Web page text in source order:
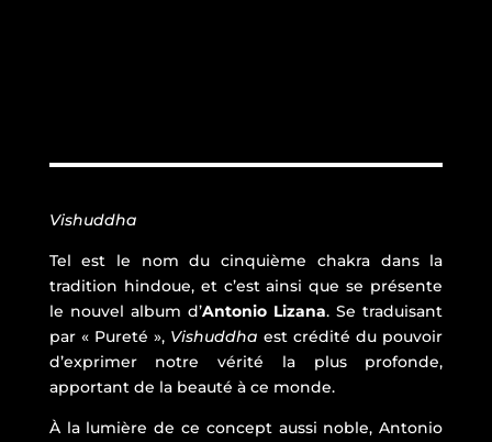
Vishuddha
Tel est le nom du cinquième chakra dans la
tradition hindoue, et c’est ainsi que se présente
le nouvel album d’Antonio Lizana. Se traduisant
par « Pureté », Vishuddha est crédité du pouvoir
d’exprimer notre vérité la plus profonde,
apportant de la beauté à ce monde.
À la lumière de ce concept aussi noble, Antonio